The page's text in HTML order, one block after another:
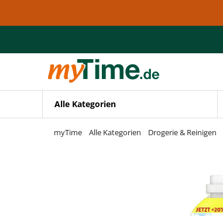
Zur Navigation springen
Alle Kategorien
myTime Alle Kategorien Drogerie & Reinigen